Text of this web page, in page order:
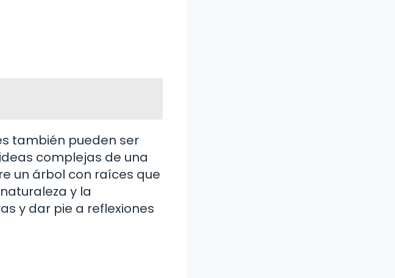
también pueden ser
complejas de una
un árbol con raíces que
y la
y dar pie a reflexiones